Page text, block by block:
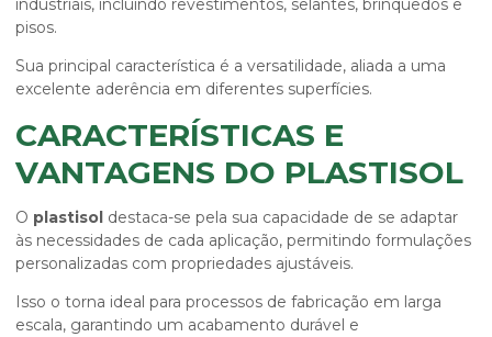
industriais, incluindo revestimentos, selantes, brinquedos e
pisos.
Sua principal característica é a versatilidade, aliada a uma
excelente aderência em diferentes superfícies.
CARACTERÍSTICAS E
VANTAGENS DO PLASTISOL
O plastisol destaca-se pela sua capacidade de se adaptar
às necessidades de cada aplicação, permitindo formulações
personalizadas com propriedades ajustáveis.
Isso o torna ideal para processos de fabricação em larga
escala, garantindo um acabamento durável e